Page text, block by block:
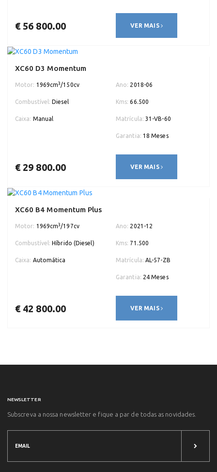
€ 56 800.00 VER MAIS
XC60 D3 Momentum
Motor: 1969cm3/150cv Ano: 2018-06
Combustível: Diesel Kms: 66.500
Caixa: Manual Matrícula: 31-VB-60
Garantia: 18 Meses
€ 29 800.00 VER MAIS
XC60 B4 Momentum Plus
Motor: 1969cm3/197cv Ano: 2021-12
Combustível: Híbrido (Diesel) Kms: 71.500
Caixa: Automática Matrícula: AL-57-ZB
Garantia: 24 Meses
€ 42 800.00 VER MAIS
NEWSLETTER
Subscreva a nossa newsletter e fique a par de todas as novidades.